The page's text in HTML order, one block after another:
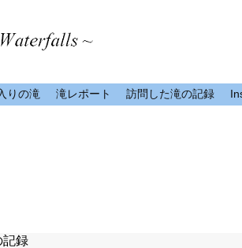
りの滝 滝レポート 訪問した滝の記録
記録